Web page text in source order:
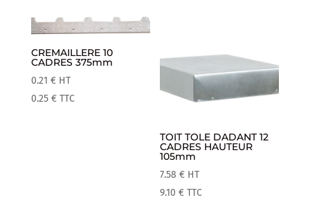
CREMAILLERE 10
CADRES 375mm
0.21 € HT
0.25 € TTC
TOIT TOLE DADANT 12
CADRES HAUTEUR
105mm
7.58€ HT
9.10€ TTC